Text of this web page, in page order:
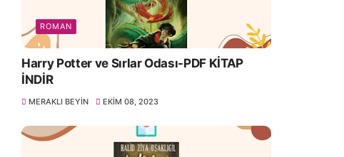
ROMAN
Harry Potter ve Sırlar Odası-PDF KİTAP
İNDİR
MERAKLI BEYIN EKIM 08, 2023